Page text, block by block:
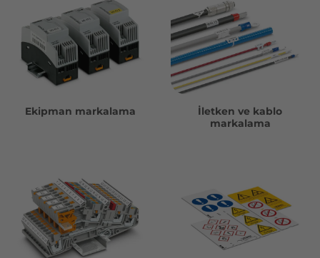
Ekipman markalama
İletken ve kablo
markalama